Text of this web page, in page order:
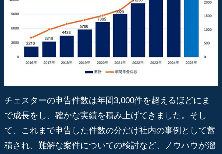
チェスターの申告件数は年間3,000件を超えるほどにま
で成長をし、確かな実績を積み上げてきました。そし
て、これまで申告した件数の分だけ社内の事例として蓄
積され、難解な案件についての検討など、ノウハウが溜